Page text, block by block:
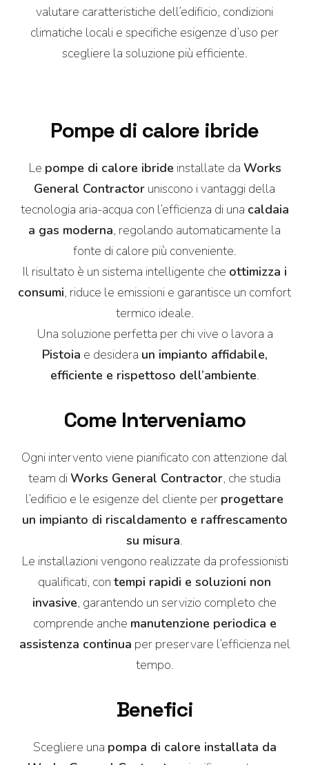
valutare caratteristiche dell’edificio, condizioni
climatiche locali e specifiche esigenze d’uso per
scegliere la soluzione più efficiente.
Pompe di calore ibride
Le pompe di calore ibride installate da Works
General Contractor uniscono i vantaggi della
tecnologia aria-acqua con l’efficienza di una caldaia
a gas moderna, regolando automaticamente la
fonte di calore più conveniente.
Il risultato è un sistema intelligente che ottimizza i
consumi, riduce le emissioni e garantisce un comfort
termico ideale.
Una soluzione perfetta per chi vive o lavora a
Pistoia e desidera un impianto affidabile,
efficiente e rispettoso dell’ambiente.
Come Interveniamo
Ogni intervento viene pianificato con attenzione dal
team diWorks General Contractor, che studia
l’edificio e le esigenze del cliente per progettare
un impianto di riscaldamento e raffrescamento
su misura.
Le installazioni vengono realizzate da professionisti
qualificati, con tempi rapidi e soluzioni non
invasive, garantendo un servizio completo che
comprende anche manutenzione periodica e
assistenza continua per preservare l’efficienza nel
tempo.
Benefici
Scegliere una pompa di calore installata da